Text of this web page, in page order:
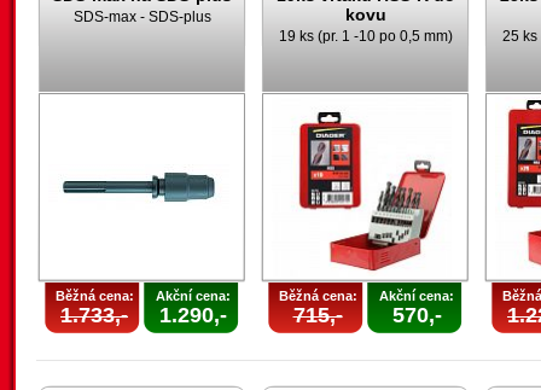
SDS-max - SDS-plus
Běžná cena:
1.733,-
Akční cena:
1.290,-
kovu
19 ks (pr. 1 -10 po 0,5 mm)
Běžná cena:
715,-
Akční cena:
570,-
25 ks